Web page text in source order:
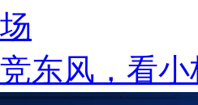
东风，看